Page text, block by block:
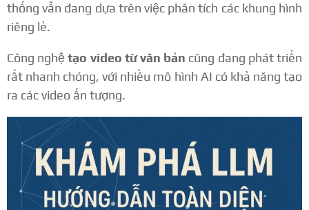
thống vẫn đang dựa trên việc phân tích các khung hình
riêng lẻ.
Công nghệtạo video từ văn bản cũng đang phát triển
rất nhanh chóng, với nhiều mô hình AI có khả năng tạo
ra các video ấn tượng.